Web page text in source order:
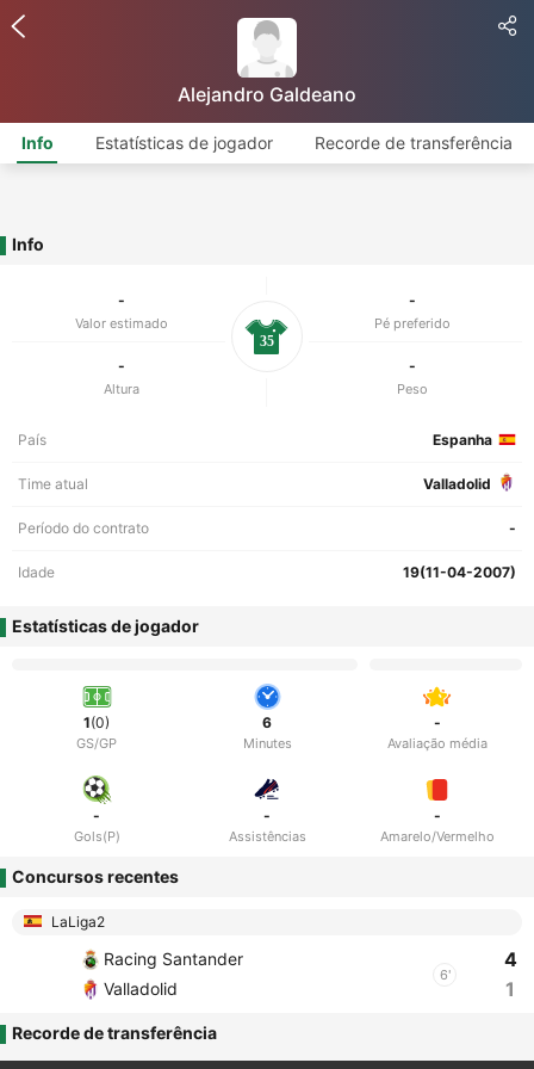
Alejandro Galdeano
Info Estatísticas de jogador Recorde de transferência
Info
-
Valor estimado
-
Pé preferido
-
Altura
-
Peso
35
País Espanha
Time atual Valladolid
Período do contrato -
Idade 19(11-04-2007)
Estatísticas de jogador
1(0)
GS/GP
6
Minutes
-
Avaliação média
-
Gols(P)
-
Assistências
-
Amarelo/Vermelho
Concursos recentes
LaLiga2
Racing Santander
Valladolid
6'
4
1
Recorde de transferência